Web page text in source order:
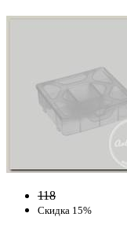
118
Скидка 15%